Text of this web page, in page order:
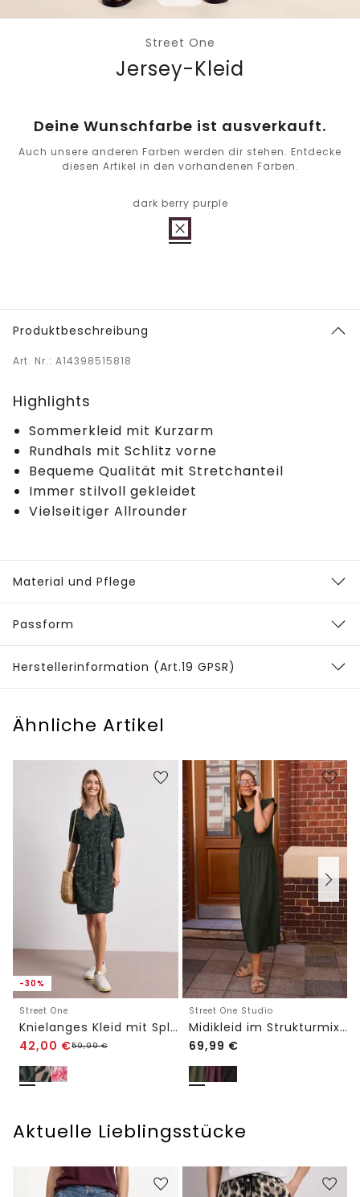
Street One
Jersey-Kleid
Deine Wunschfarbe ist ausverkauft.
Auch unsere anderen Farben werden dir stehen. Entdecke
diesen Artikel in den vorhandenen Farben.
dark berry purple
Produktbeschreibung
Art. Nr.: A14398515818
Highlights
Sommerkleid mit Kurzarm
Rundhals mit Schlitz vorne
Bequeme Qualität mit Stretchanteil
Immer stilvoll gekleidet
Vielseitiger Allrounder
Material und Pflege
Passform
Herstellerinformation (Art.19 GPSR)
Ähnliche Artikel
-30%
Street One
Knielanges Kleid mit Split Neck und Print
42,00 €59,99€
Street One Studio
Midikleid im Strukturmix mit Rundhals
69,99 €
Aktuelle Lieblingsstücke